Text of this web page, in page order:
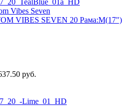
VIBES SEVEN 20 Рама:M(17")
руб.